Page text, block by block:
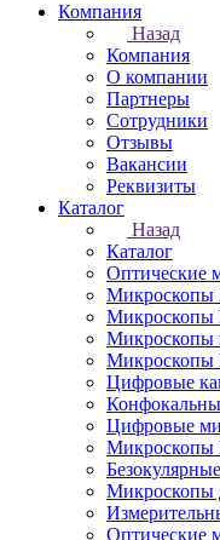
Компания
Назад
Компания
О компании
Партнеры
Сотрудники
Отзывы
Вакансии
Реквизиты
Каталог
Назад
Каталог
Оптические
Микроскопы
Микроскопы
Микроскопы
Микроскопы
Цифровые
Цифровые
Микроскопы
Микроскопы
Оптические